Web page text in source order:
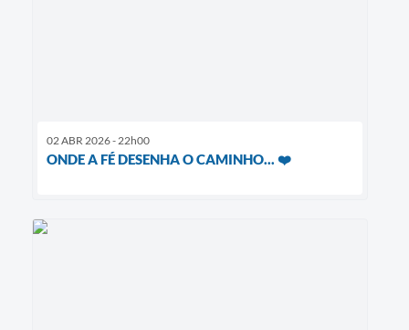
02 ABR 2026 - 22h00
ONDE A FÉ DESENHA O CAMINHO... ❤️